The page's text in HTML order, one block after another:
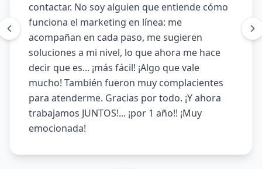
contactar. No soy alguien que entiende cómo
funciona el marketing en línea: me
acompañan en cada paso, me sugieren
soluciones a mi nivel, lo que ahora me hace
decir que es... ¡más fácil! ¡Algo que vale
mucho! También fueron muy complacientes
para atenderme. Gracias por todo. ¡Y ahora
trabajamos JUNTOS!... ¡por 1 año!! ¡Muy
emocionada!